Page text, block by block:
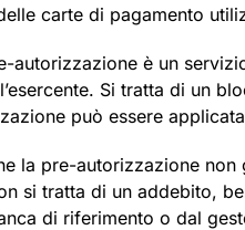
carte di pagamento
autorizzazione è un
Si tratta di un
può essere
la pre-autorizzazione
si tratta di un addebito,
di riferimento o dal